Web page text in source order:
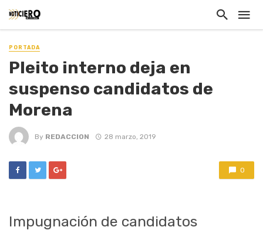
PORTADA
Pleito interno deja en
suspenso candidatos de
Morena
By REDACCION 28 marzo, 2019
0
Impugnación de candidatos